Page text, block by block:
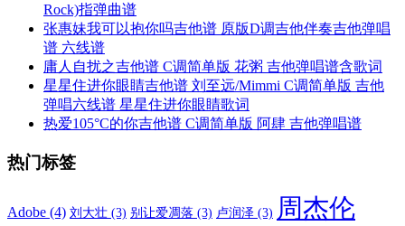
Rock)指弹曲谱
张惠妹我可以抱你吗吉他谱 原版D调吉他伴奏吉他弹唱
谱 六线谱
庸人自扰之吉他谱 C调简单版 花粥 吉他弹唱谱含歌词
星星住进你眼睛吉他谱 刘至远/Mimmi C调简单版 吉他
弹唱六线谱 星星住进你眼睛歌词
热爱105°C的你吉他谱 C调简单版 阿肆 吉他弹唱谱
热门标签
Adobe (4) 刘大壮 (3) 别让爱凋落 (3) 卢润泽 (3) 周杰伦